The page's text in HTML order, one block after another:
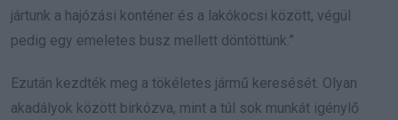
jártunk a hajózási konténer és a lakókocsi között, végül
pedig egy emeletes busz mellett döntöttünk.”
Ezután kezdték meg a tökéletes jármű keresését. Olyan
akadályok között birkózva, mint a túl sok munkát igénylő